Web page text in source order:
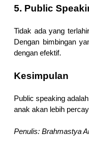
5. Public
Tidak ada yang
Dengan bimbingan
dengan efektif.
Kesimpulan
Public speaking
anak akan lebih
Penulis: Brahmastya